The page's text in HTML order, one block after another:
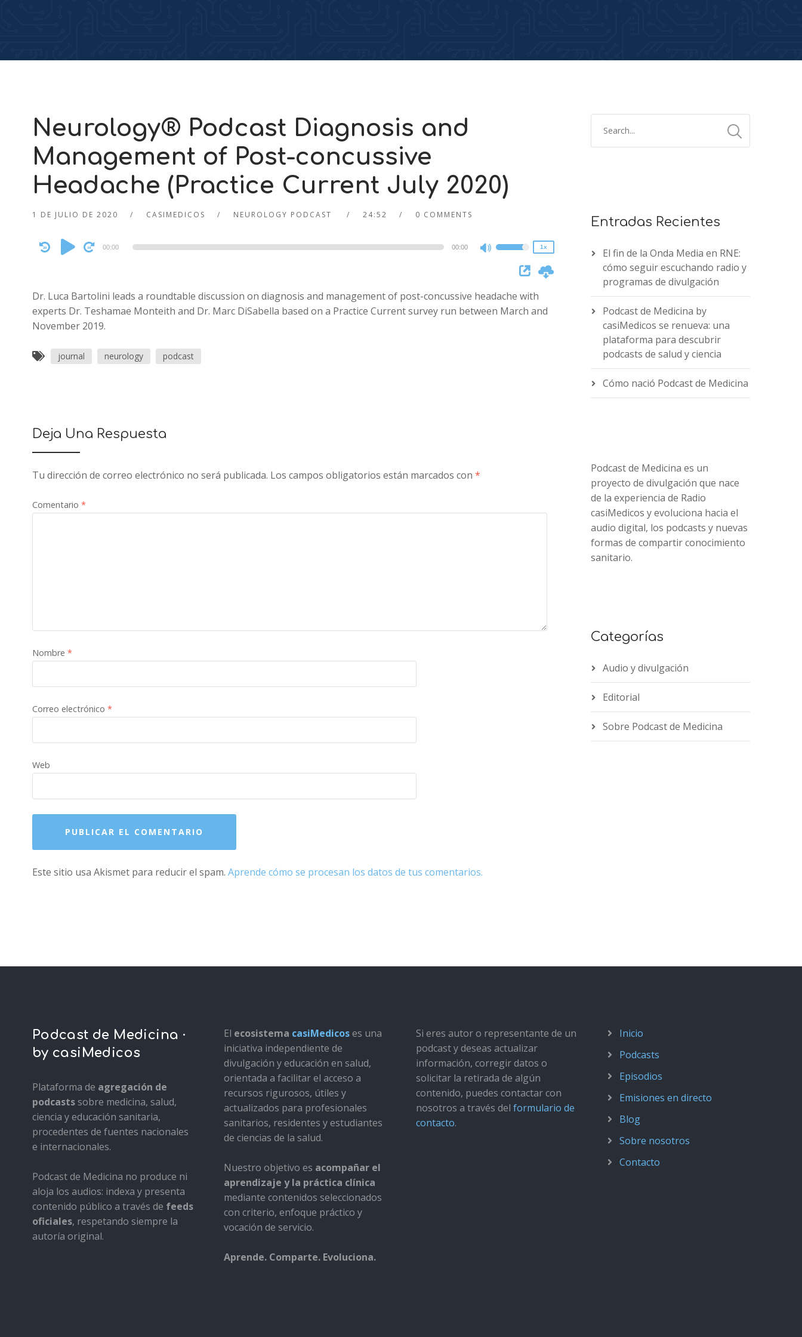
Neurology® Podcast Diagnosis and
Management of Post-concussive
Headache (Practice Current July 2020)
1 DE JULIO DE 2020 CASIMEDICOS NEUROLOGY PODCAST 24:52 0 COMMENTS
Audio
Player
00:00 00:00
Use
Up/Down
keys
to
1x
Dr. Luca Bartolini leads a roundtable discussion on diagnosis and management of post-concussive headache with
experts Dr. Teshamae Monteith and Dr. Marc DiSabella based on a Practice Current survey run between March and
November 2019.
journal neurology podcast
Deja Una Respuesta
Tu dirección de correo electrónico no será publicada. Los campos obligatorios están marcados con *
Comentario *
Nombre *
Correo electrónico *
Web
Este sitio usa Akismet para reducir el spam. Aprende cómo se procesan los datos de tus comentarios.
Entradas Recientes
El fin de la Onda Media en RNE:
cómo seguir escuchando radio y
programas de divulgación
Podcast de Medicina by
casiMedicos se renueva: una
plataforma para descubrir
podcasts de salud y ciencia
Cómo nació Podcast de Medicina
Podcast de Medicina es un
proyecto de divulgación que nace
de la experiencia de Radio
casiMedicos y evoluciona hacia el
audio digital, los podcasts y nuevas
formas de compartir conocimiento
sanitario.
Categorías
Audio y divulgación
Editorial
Sobre Podcast de Medicina
Podcast de Medicina ·
by casiMedicos
Plataforma de agregación de
podcastssobre medicina, salud,
ciencia y educación sanitaria,
procedentes de fuentes nacionales
e internacionales.
Podcast de Medicina no produce ni
aloja los audios: indexa y presenta
contenido público a través de feeds
oficiales, respetando siempre la
autoría original.
El ecosistema casiMedicoses una
iniciativa independiente de
divulgación y educación en salud,
orientada a facilitar el acceso a
recursos rigurosos, útiles y
actualizados para profesionales
sanitarios, residentes y estudiantes
de ciencias de la salud.
Nuestro objetivo es acompañar el
aprendizaje y la práctica clínica
mediante contenidos seleccionados
con criterio, enfoque práctico y
vocación de servicio.
Aprende. Comparte. Evoluciona.
Si eres autor o representante de un
podcast y deseas actualizar
información, corregir datos o
solicitar la retirada de algún
contenido, puedes contactar con
nosotros a través del formulario de
contacto.
Inicio
Podcasts
Episodios
Emisiones en directo
Blog
Sobre nosotros
Contacto